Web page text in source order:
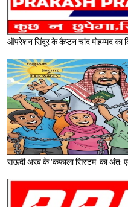
ऑपरेशन सिंदूर के कैप्टन चांद मोहम्मद का
सऊदी अरब के 'कफाला सिस्टम' का अंत: